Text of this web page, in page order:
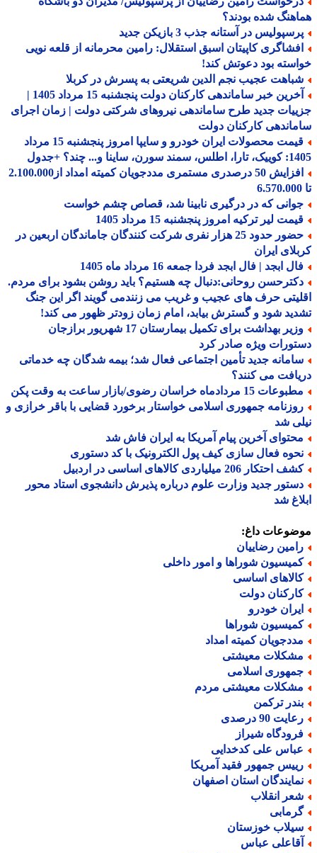
شده بودند؟
در آستانه جذب 3 بازیکن جدید
کاپیتان اسبق استقلال: رامین محرمانه از قلعه نویی
بود دعوتش کند!
عجیب نجم الدین شریعتی به پسرش در کربلا
آخرین خبر ساماندهی کارکنان دولت پنجشنبه 15 مرداد 1405 |
جدید طرح ساماندهی نیروهای شرکتی دولت | زمان اجرای
کارکنان دولت
قیمت محصولات ایران خودرو و سایپا امروز پنجشنبه 15 مرداد
ساینا و... چند؟ +جدول
افزایش 50 درصدری مستمری مددجویان کمیته امداد از2.100.000
که در درگیری نابینا شد، قصاص چشم خواست
لیر ترکیه امروز پنجشنبه 15 مرداد 1405
حضور حدود 25 هزار نفری شرکت کنندگان جاماندگان اربعین در
ایران
ابجد | فال ابجد فردا جمعه 16 مرداد ماه 1405
روحانی:دنبال چه هستیم؟ باید روشن بشود برای مردم.
حرف های عجیب و غریب می زنندمی گویند اگر این جنگ
شود و گسترش بیابد، امام زمان زودتر ظهور می کند!
وزیر بهداشت برای تکمیل بیمارستان 17 شهریور برازجان
ویژه صادر کرد
جدید تأمین اجتماعی فعال شد؛ بیمه شدگان چه خدماتی
می کنند؟
15 مردادماه خراسان رضوی/بازار ساعت به وقت پکن
جمهوری اسلامی خواستار برخورد قضایی با باقر خرازی و
شد
آخرین پیام آمریکا به ایران فاش شد
فعال سازی کیف پول الکترونیک با کد دستوری
206 میلیاردی کالاهای اساسی در اردبیل
جدید وزارت علوم درباره پذیرش دانشجوی استاد محور
شد
داغ:
رضاییان
شوراها و امور داخلی
اساسی
دولت
خودرو
شوراها
کمیته امداد
معیشتی
اسلامی
معیشتی مردم
ترکمن
90 درصدی
شیراز
علی کدخدایی
جمهور فقید آمریکا
استان اصفهان
انقلاب
خوزستان
عباس